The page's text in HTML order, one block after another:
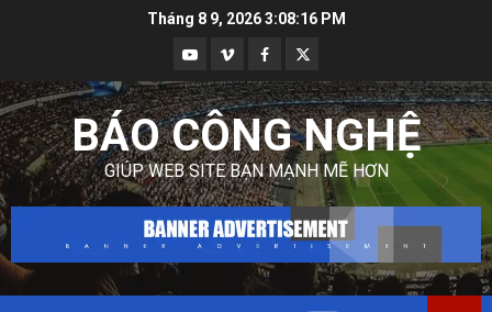
Tháng 8 9, 20263:08:18 PM
YoutubeVimeoFacebook
Twitter
BÁO CÔNG NGHỆ
GIÚP WEB SITE BẠN MẠNH MẼ HƠN